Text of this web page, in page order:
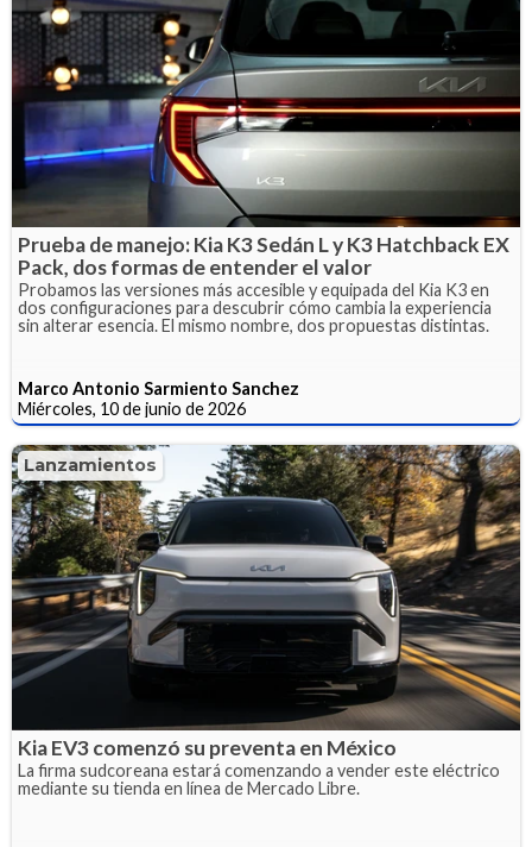
Prueba de manejo: Kia K3 Sedán L y K3 Hatchback EX
Pack, dos formas de entender el valor
Probamos las versiones más accesible y equipada del Kia K3 en
dos configuraciones para descubrir cómo cambia la experiencia
sin alterar esencia. El mismo nombre, dos propuestas distintas.
Marco Antonio Sarmiento Sanchez
Miércoles, 10 de junio de 2026
Lanzamientos
Kia EV3 comenzó su preventa en México
La firma sudcoreana estará comenzando a vender este eléctrico
mediante su tienda en línea de Mercado Libre.